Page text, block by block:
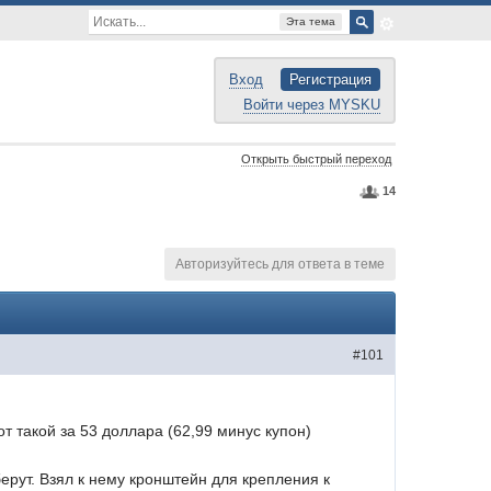
Эта тема
Вход
Регистрация
Войти через MYSKU
Открыть быстрый переход
14
Авторизуйтесь для ответа в теме
#101
такой за 53 доллара (62,99 минус купон)
Взял к нему кронштейн для крепления к